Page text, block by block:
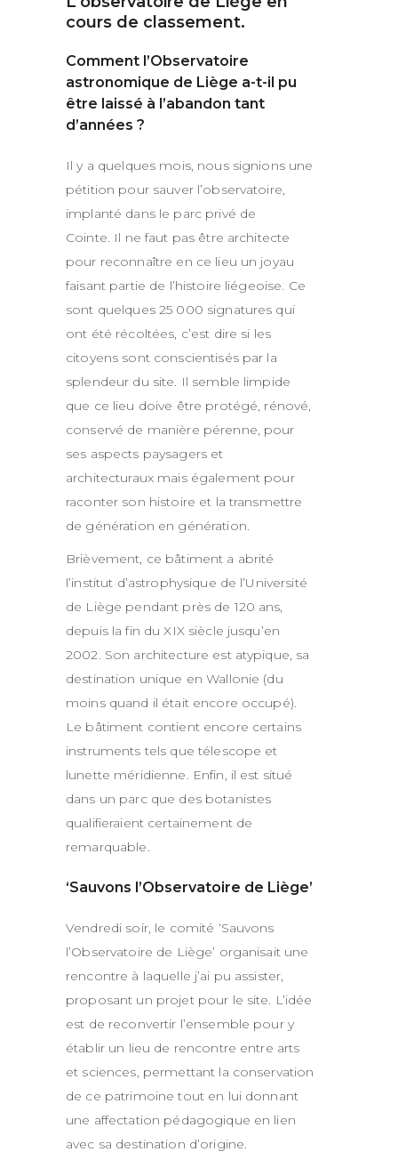
cours de classement.
Comment l’Observatoire
astronomique de Liège a-t-il pu
être laissé à l’abandon tant
d’années ?
Il y a quelques mois, nous signions une
pétition pour sauver l’observatoire,
implanté dans le parc privé de
Cointe. Il ne faut pas être architecte
pour reconnaître en ce lieu un joyau
faisant partie de l’histoire liégeoise. Ce
sont quelques 25 000 signatures qui
ont été récoltées, c’est dire si les
citoyens sont conscientisés par la
splendeur du site. Il semble limpide
que ce lieu doive être protégé, rénové,
conservé de manière pérenne, pour
ses aspects paysagers et
architecturaux mais également pour
raconter son histoire et la transmettre
de génération en génération.
Brièvement, ce bâtiment a abrité
l’institut d’astrophysique de l’Université
de Liège pendant près de 120 ans,
depuis la fin du XIX siècle jusqu’en
2002. Son architecture est atypique, sa
destination unique en Wallonie (du
moins quand il était encore occupé).
Le bâtiment contient encore certains
instruments tels que télescope et
lunette méridienne. Enfin, il est situé
dans un parc que des botanistes
qualifieraient certainement de
remarquable.
‘Sauvons l’Observatoire de Liège’
Vendredi soir, le comité ‘Sauvons
l’Observatoire de Liège’ organisait une
rencontre à laquelle j’ai pu assister,
proposant un projet pour le site. L’idée
est de reconvertir l’ensemble pour y
établir un lieu de rencontre entre arts
et sciences, permettant la conservation
de ce patrimoine tout en lui donnant
une affectation pédagogique en lien
avec sa destination d’origine.